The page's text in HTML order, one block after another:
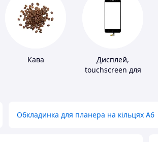
Кава
Дисплей,
touchscreen для
Обкладинка для планера на кільцях А6